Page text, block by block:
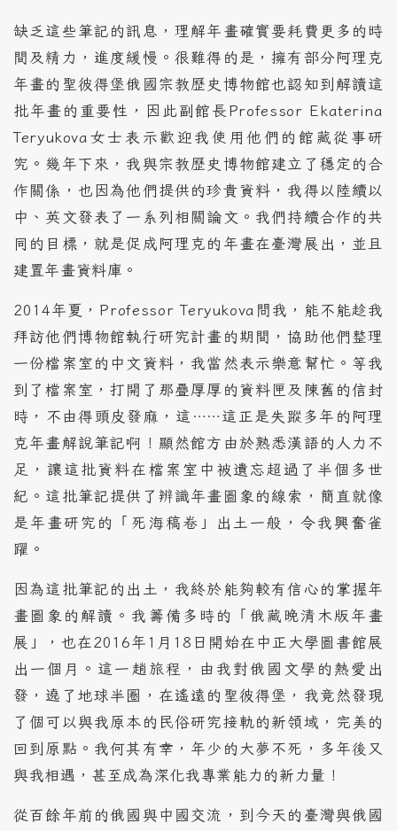
缺乏這些筆記的訊息，理解年畫確實要耗費更多的時
間及精力，進度緩慢。很難得的是，擁有部分阿理克
年畫的聖彼得堡俄國宗教歷史博物館也認知到解讀這
批年畫的重要性，因此副館長Professor Ekaterina
Teryukova女士表示歡迎我使用他們的館藏從事研
究。幾年下來，我與宗教歷史博物館建立了穩定的合
作關係，也因為他們提供的珍貴資料，我得以陸續以
中、英文發表了一系列相關論文。我們持續合作的共
同的目標，就是促成阿理克的年畫在臺灣展出，並且
建置年畫資料庫。
2014年夏，Professor Teryukova問我，能不能趁我
拜訪他們博物館執行研究計畫的期間，協助他們整理
一份檔案室的中文資料，我當然表示樂意幫忙。等我
到了檔案室，打開了那疊厚厚的資料匣及陳舊的信封
時，不由得頭皮發麻，這……這正是失蹤多年的阿理
克年畫解說筆記啊！顯然館方由於熟悉漢語的人力不
足，讓這批資料在檔案室中被遺忘超過了半個多世
紀。這批筆記提供了辨識年畫圖象的線索，簡直就像
是年畫研究的「死海稿卷」出土一般，令我興奮雀
躍。
因為這批筆記的出土，我終於能夠較有信心的掌握年
畫圖象的解讀。我籌備多時的「俄藏晚清木版年畫
展」，也在2016年1月18日開始在中正大學圖書館展
出一個月。這一趟旅程，由我對俄國文學的熱愛出
發，遶了地球半圈，在遙遠的聖彼得堡，我竟然發現
了個可以與我原本的民俗研究接軌的新領域，完美的
回到原點。我何其有幸，年少的大夢不死，多年後又
與我相遇，甚至成為深化我專業能力的新力量！
從百餘年前的俄國與中國交流，到今天的臺灣與俄國